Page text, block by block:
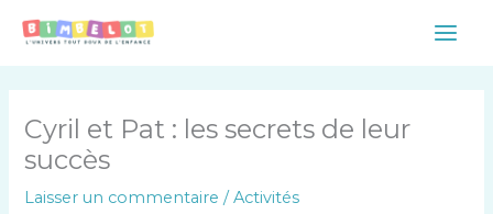
Main
Cyril et Pat : les secrets de leur
succès
Laisser un commentaire /Activités